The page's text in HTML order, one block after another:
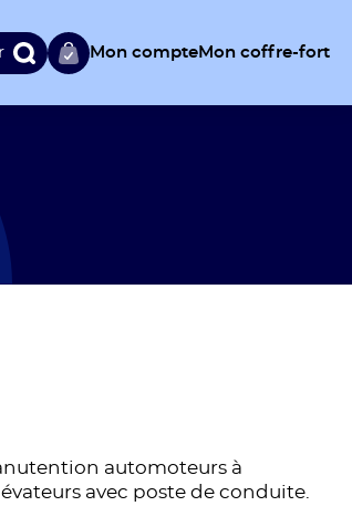
Mon compte Mon coffre-fort
automoteurs à
avec poste de conduite.